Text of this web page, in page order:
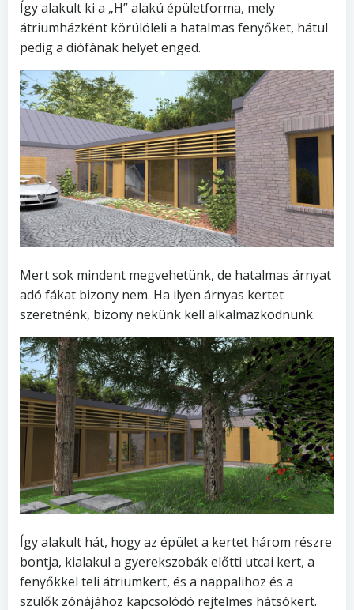
Így alakult ki a „H” alakú épületforma, mely
átriumházként körülöleli a hatalmas fenyőket, hátul
pedig a diófának helyet enged.
Mert sok mindent megvehetünk, de hatalmas árnyat
adó fákat bizony nem. Ha ilyen árnyas kertet
szeretnénk, bizony nekünk kell alkalmazkodnunk.
Így alakult hát, hogy az épület a kertet három részre
bontja, kialakul a gyerekszobák előtti utcai kert, a
fenyőkkel teli átriumkert, és a nappalihoz és a
szülők zónájához kapcsolódó rejtelmes hátsókert.